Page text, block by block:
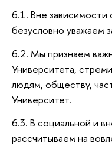
6.1. Вне
безусловно уважаем
6.2. Мы признаем
Университета,
людям, обществу,
Университет.
6.3. В социальной и
рассчитываем на